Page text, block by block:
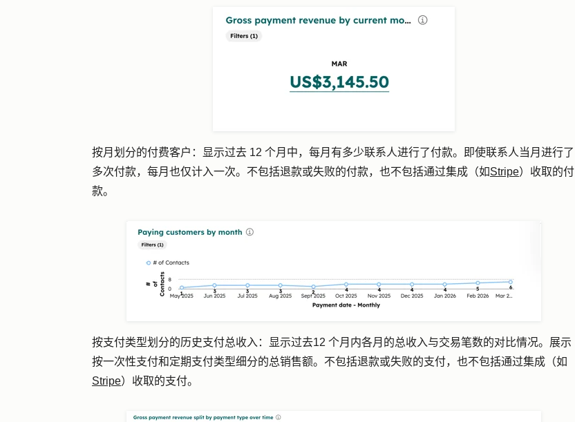
按月划分的付费客户：
显示过去 12 个月中，每月有多少联系人进行了付款。即使联系人当月进行了
多次付款，每月也仅计入一次。不包括退款或失败的付款，也不包括通过集成（如Stripe）收取的付
款。
按支付类型划分的历史支付总收入： 显示过去12 个月内各月的总收入与交易笔数的对比情况。 展示
按一次性支付和定期支付类型细分的总销售额。不包括退款或失败的支付，也不包括通过集成（如
Stripe）收取的支付。